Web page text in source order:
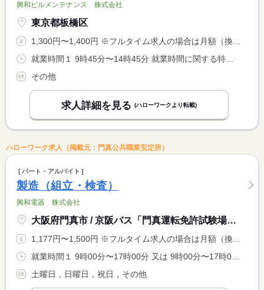
興和ビルメンテナンス 株式会社
東京都板橋区
1,300円〜1,400円 ※フルタイム求人の場合は月額（換算額）、パート求人の場合は時間額を表示しています。
その他
求人詳細を見る (ハローワークより転載)
ハローワーク求人（掲載元：門真公共職業安定所）
パート・アルバイト
製造（組立・検査）
興和電器 株式会社
大阪府門真市 / 京阪バス「門真運転免許試験場」下車 徒歩５分
1,177円〜1,500円 ※フルタイム求人の場合は月額（換算額）、パート求人の場合は時間額を表示しています。
土曜日，日曜日，祝日，その他